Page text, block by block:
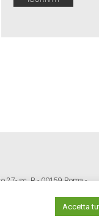
27- sc. B - 00159 Roma -
Accetta